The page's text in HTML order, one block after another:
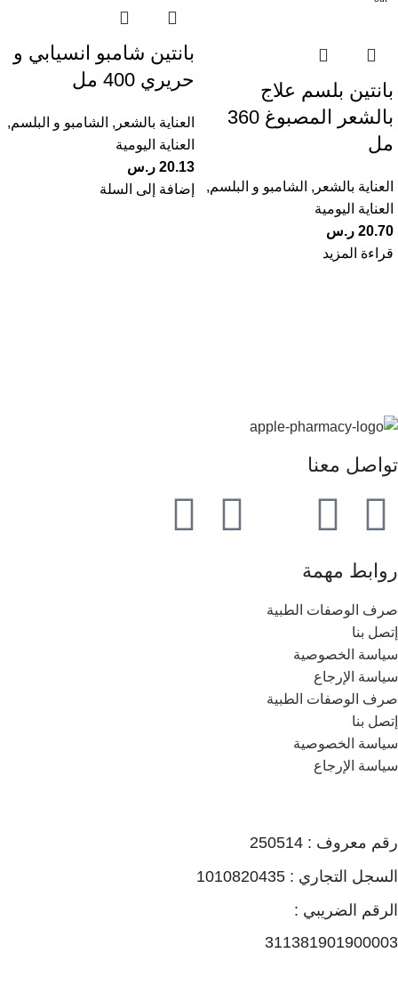
بانتين بلسم علاج
بالشعر المصبوغ 360
مل
العناية بالشعر , الشامبو و البلسم,
العناية اليومية
20.70 ر.س
قراءة المزيد
بانتين شامبو انسيابي و
حريري 400 مل
العناية بالشعر , الشامبو و البلسم,
العناية اليومية
20.13 ر.س
إضافة إلى السلة
تواصل معنا
روابط مهمة
صرف الوصفات الطبية
إتصل بنا
سياسة الخصوصية
سياسة الإرجاع
صرف الوصفات الطبية
إتصل بنا
سياسة الخصوصية
سياسة الإرجاع
رقم معروف : 250514
السجل التجاري : 1010820435
الرقم الضريبي :
311381901900003